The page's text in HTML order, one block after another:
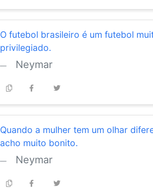
O futebol brasileiro é um futebol
privilegiado.
Neymar
Quando a mulher tem um olhar
acho muito bonito.
Neymar